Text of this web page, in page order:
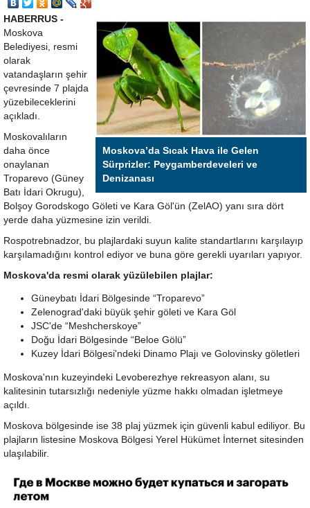
Moskova’da Sıcak Hava ile Gelen
Sürprizler: Peygamberdeveleri ve
Denizanası
HABERRUS -
Moskova
Belediyesi, resmi
olarak
vatandaşların şehir
çevresinde 7 plajda
yüzebileceklerini
açıkladı.
Moskovalıların
daha önce
onaylanan
Troparevo (Güney
Batı İdari Okrugu),
Bolşoy Gorodskogo Göleti ve Kara Göl'ün (ZelAO) yanı sıra dört
yerde daha yüzmesine izin verildi.
Rospotrebnadzor, bu plajlardaki suyun kalite standartlarını karşılayıp
karşılamadığını kontrol ediyor ve buna göre gerekli uyarıları yapıyor.
Moskova'da resmi olarak yüzülebilen plajlar:
Güneybatı İdari Bölgesinde “Troparevo”
Zelenograd'daki büyük şehir göleti ve Kara Göl
JSC'de “Meshcherskoye”
Doğu İdari Bölgesinde “Beloe Gölü”
Kuzey İdari Bölgesi'ndeki Dinamo Plajı ve Golovinsky göletleri
Moskova'nın kuzeyindeki Levoberezhye rekreasyon alanı, su
kalitesinin tutarsızlığı nedeniyle yüzme hakkı olmadan işletmeye
açıldı.
Moskova bölgesinde ise 38 plaj yüzmek için güvenli kabul ediliyor. Bu
plajların listesine Moskova Bölgesi Yerel Hükümet İnternet sitesinden
ulaşılabilir.